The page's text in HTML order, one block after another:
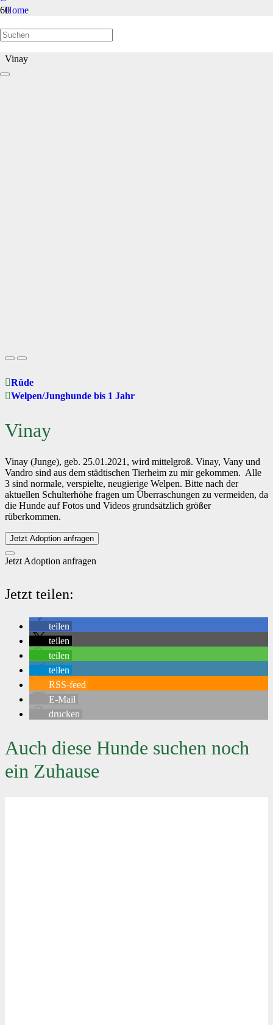
Home
Welpen/Junghunde bis 1 Jahr
Vinay
Rüde
Welpen/Junghunde bis 1 Jahr
Vinay
Vinay (Junge), geb. 25.01.2021, wird mittelgroß. Vinay, Vany und
Vandro sind aus dem städtischen Tierheim zu mir gekommen. Alle
3 sind normale, verspielte, neugierige Welpen. Bitte nach der
aktuellen Schulterhöhe fragen um Überraschungen zu vermeiden, da
die Hunde auf Fotos und Videos grundsätzlich größer
rüberkommen.
Jetzt Adoption anfragen
Jetzt Adoption anfragen
Jetzt teilen:
teilen
teilen
teilen
teilen
RSS-feed
E-Mail
drucken
Auch diese Hunde suchen noch
ein Zuhause